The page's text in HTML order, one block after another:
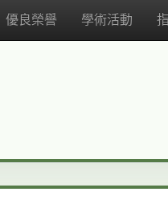
優良榮譽 學術活動